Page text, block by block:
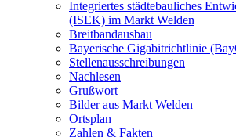
Integriertes städtebauliches
(ISEK) im Markt Welden
Breitbandausbau
Bayerische Gigabitrichtlinie
Stellenausschreibungen
Nachlesen
Grußwort
Bilder aus Markt Welden
Ortsplan
Zahlen & Fakten